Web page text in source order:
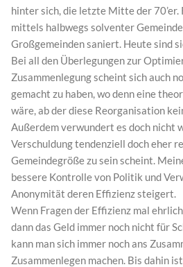
hinter sich, die letzte Mitte der 70’er.
mittels halbwegs solventer
Großgemeinden saniert. Heute sind
Bei all den Überlegungen zur
Zusammenlegung scheint sich auch
gemacht zu haben, wo denn eine
wäre, ab der diese Reorganisation
Außerdem verwundert es doch nicht
Verschuldung tendenziell doch eher
Gemeindegröße zu sein scheint.
bessere Kontrolle von Politik und
Anonymität deren Effizienz steigert.
Wenn Fragen der Effizienz mal
dann das Geld immer noch nicht für
kann man sich immer noch ans
Zusammenlegen machen. Bis dahin